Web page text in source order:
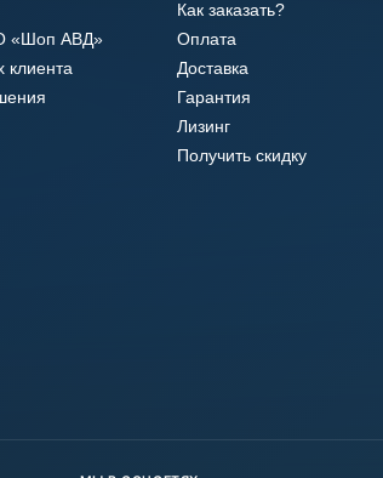
«Шоп АВД»
клиента
Как заказать?
Оплата
Доставка
Гарантия
Лизинг
Получить скидку